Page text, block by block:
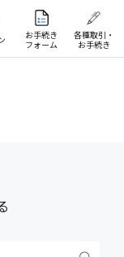
お手続き
フォーム
各種取引・
お手続き